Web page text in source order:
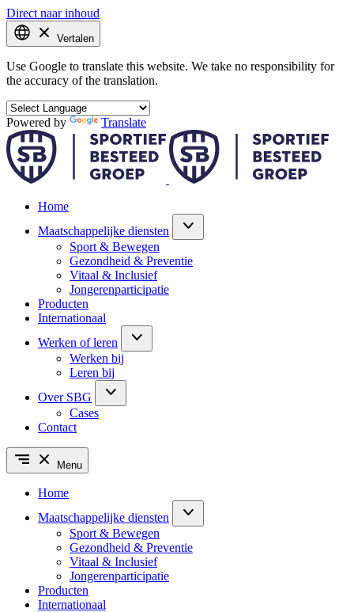
Direct naar inhoud
Vertalen
Use Google to translate this website. We take no responsibility for
the accuracy of the translation.
Powered by Translate
Home
Maatschappelijke diensten
Sport & Bewegen
Gezondheid & Preventie
Vitaal & Inclusief
Jongerenparticipatie
Producten
Internationaal
Werken of leren
Werken bij
Leren bij
Over SBG
Cases
Contact
Menu
Home
Maatschappelijke diensten
Sport & Bewegen
Gezondheid & Preventie
Vitaal & Inclusief
Jongerenparticipatie
Producten
Internationaal